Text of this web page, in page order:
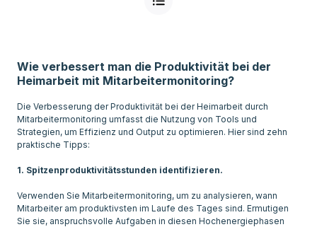
Wie verbessert man die Produktivität bei der
Heimarbeit mit Mitarbeitermonitoring?
Die Verbesserung der Produktivität bei der Heimarbeit durch
Mitarbeitermonitoring umfasst die Nutzung von Tools und
Strategien, um Effizienz und Output zu optimieren. Hier sind zehn
praktische Tipps:
1. Spitzenproduktivitätsstunden identifizieren.
Verwenden Sie Mitarbeitermonitoring, um zu analysieren, wann
Mitarbeiter am produktivsten im Laufe des Tages sind. Ermutigen
Sie sie, anspruchsvolle Aufgaben in diesen Hochenergiephasen